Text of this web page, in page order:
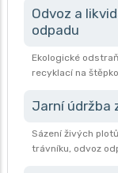
Odvoz a
odpadu
Ekologické
recyklací na
Jarní údržba
Sázení živých
trávníku, odvoz